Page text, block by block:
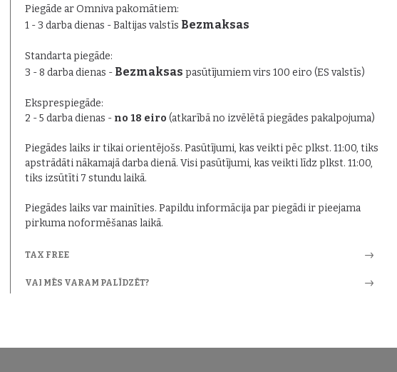
Piegāde ar Omniva pakomātiem:
1 - 3 darba dienas - Baltijas valstīs Bezmaksas
Standarta piegāde:
3 - 8 darba dienas - Bezmaksas pasūtījumiem virs 100 eiro (ES valstīs)
Eksprespiegāde:
2 - 5 darba dienas - no 18 eiro (atkarībā no izvēlētā piegādes pakalpojuma)
Piegādes laiks ir tikai orientējošs. Pasūtījumi, kas veikti pēc plkst. 11:00, tiks
apstrādāti nākamajā darba dienā. Visi pasūtījumi, kas veikti līdz plkst. 11:00,
tiks izsūtīti 7 stundu laikā.
Piegādes laiks var mainīties. Papildu informācija par piegādi ir pieejama
pirkuma noformēšanas laikā.
TAX FREE
VAI MĒS VARAM PALĪDZĒT?